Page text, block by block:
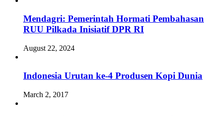
Mendagri: Pemerintah Hormati Pembahasan
RUU Pilkada Inisiatif DPR RI
August 22, 2024
Indonesia Urutan ke-4 Produsen Kopi Dunia
March 2, 2017